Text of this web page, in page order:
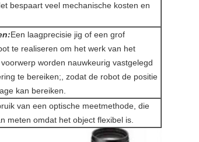
bespaart veel mechanische kosten en
Een laagprecisie jig of een grof
te realiseren om het werk van het
worden nauwkeurig vastgelegd
te bereiken;, zodat de robot de positie
kan bereiken.
van een optische meetmethode, die
meten omdat het object flexibel is.